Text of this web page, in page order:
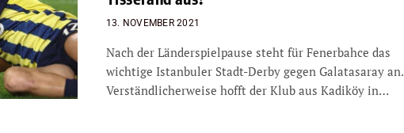
13. NOVEMBER 2021
Nach der Länderspielpause steht für Fenerbahce das
wichtige Istanbuler Stadt-Derby gegen Galatasaray an.
Verständlicherweise hofft der Klub aus Kadiköy in…